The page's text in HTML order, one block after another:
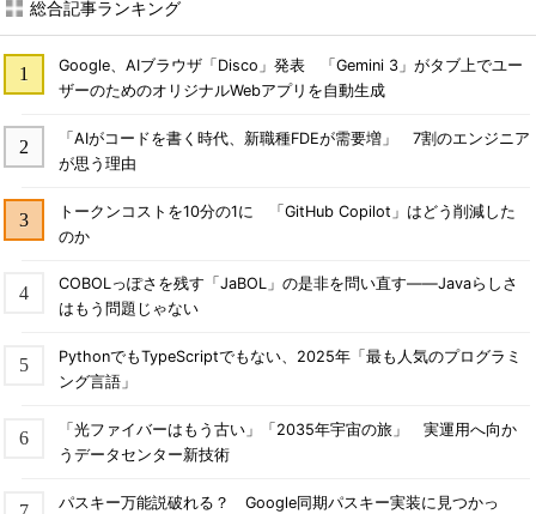
総合記事ランキング
Google、AIブラウザ「Disco」発表 「Gemini 3」がタブ上でユー
ザーのためのオリジナルWebアプリを自動生成
「AIがコードを書く時代、新職種FDEが需要増」 7割のエンジニア
が思う理由
トークンコストを10分の1に 「GitHub Copilot」はどう削減した
のか
COBOLっぽさを残す「JaBOL」の是非を問い直す――Javaらしさ
はもう問題じゃない
PythonでもTypeScriptでもない、2025年「最も人気のプログラミ
ング言語」
「光ファイバーはもう古い」「2035年宇宙の旅」 実運用へ向か
うデータセンター新技術
パスキー万能説破れる？ Google同期パスキー実装に見つかっ